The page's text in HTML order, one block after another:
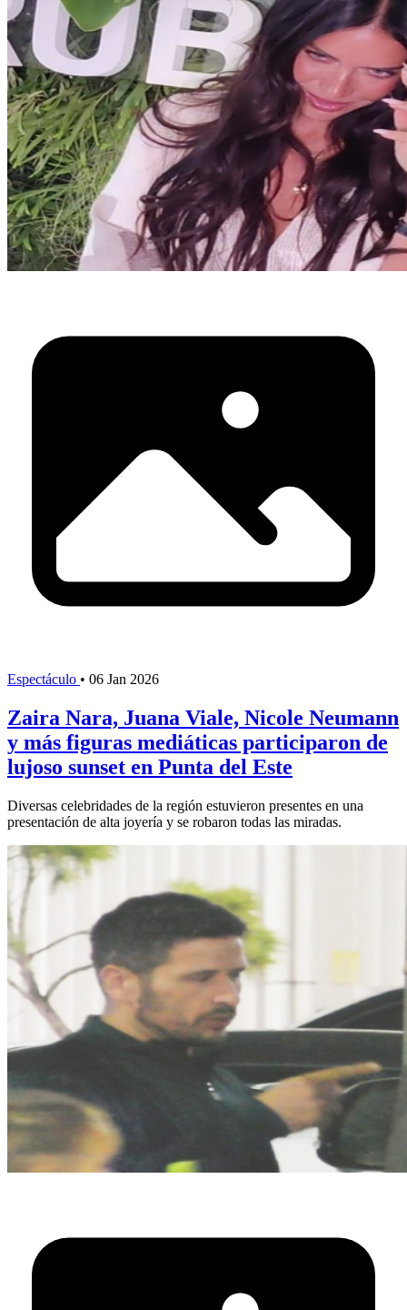
Espectáculo • 06 Jan 2026
Zaira Nara, Juana Viale, Nicole Neumann
y más figuras mediáticas participaron de
lujoso sunset en Punta del Este
Diversas celebridades de la región estuvieron presentes en una
presentación de alta joyería y se robaron todas las miradas.